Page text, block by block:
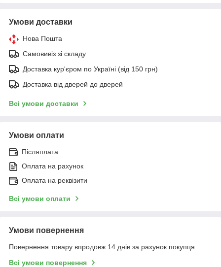
Умови доставки
Нова Пошта
Самовивіз зі складу
Доставка кур'єром по Україні (від 150 грн)
Доставка від дверей до дверей
Всі умови доставки
Умови оплати
Післяплата
Оплата на рахунок
Оплата на реквізити
Всі умови оплати
Умови повернення
Повернення товару впродовж 14 днів за рахунок покупця
Всі умови повернення